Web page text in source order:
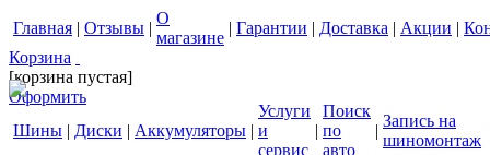
Главная | Отзывы |
О
магазине
| Гарантии | Доставка | Акции |
Корзина
[корзина пустая]
Оформить
Шины | Диски | Аккумуляторы |
Услуги
и
сервис
|
Поиск
по
авто
|
Запись на
шиномонтаж